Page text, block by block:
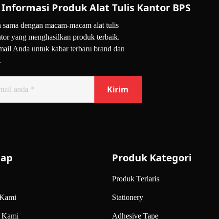
dengan klik tombol pesan sekarang yang terdapat pada
harga, dan detail lainnya. Kami akan memberikan
dipandu oleh tim admin. Mereka akan memastikan transaksi
untuk melakukan pemesanan. Jangan ragu untuk pesan
Produk Alat Tulis Kantor BPS
dengan macam-macam alat tulis
yang menghasilkan produk terbaik.
Anda untuk kabar terbaru brand dan
Produk Kategori
Produk Terlaris
Stationery
Adhesive Tape